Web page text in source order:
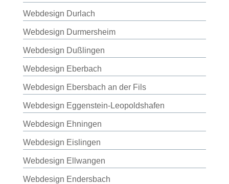
Webdesign Durlach
Webdesign Durmersheim
Webdesign Dußlingen
Webdesign Eberbach
Webdesign Ebersbach an der Fils
Webdesign Eggenstein-Leopoldshafen
Webdesign Ehningen
Webdesign Eislingen
Webdesign Ellwangen
Webdesign Endersbach